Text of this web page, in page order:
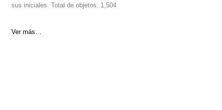
sus iniciales. Total de objetos: 1,504
Ver más…